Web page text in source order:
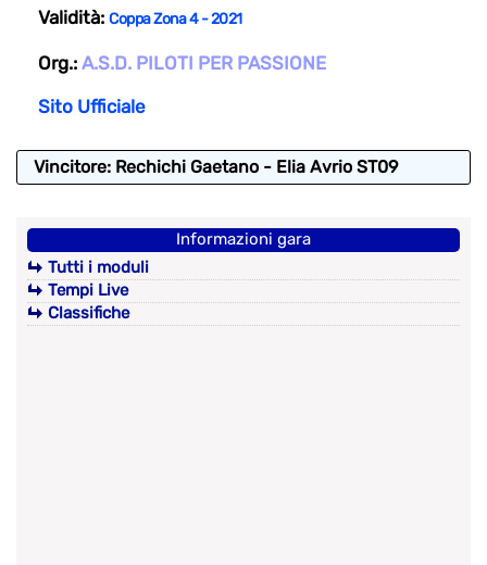
Validità: Coppa Zona 4 - 2021
Org.: A.S.D. PILOTI PER PASSIONE
Sito Ufficiale
Vincitore: Rechichi Gaetano - Elia Avrio ST09
Informazioni gara
Tutti i moduli
Tempi Live
Classifiche